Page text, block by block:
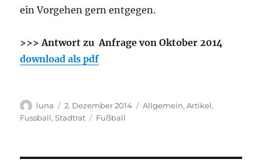
ein Vorgehen gern entgegen.
>>> Antwort zu Anfrage von Oktober 2014
download als pdf
Autor
luna
Veröffentlicht
am
2. Dezember 2014 Kategorien
Allgemein,Artikel,
Fussball,Stadtrat Schlagwörter
Fußball